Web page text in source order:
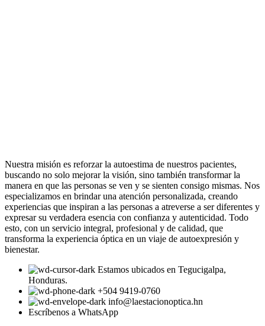
Nuestra misión es reforzar la autoestima de nuestros pacientes,
buscando no solo mejorar la visión, sino también transformar la
manera en que las personas se ven y se sienten consigo mismas. Nos
especializamos en brindar una atención personalizada, creando
experiencias que inspiran a las personas a atreverse a ser diferentes y
expresar su verdadera esencia con confianza y autenticidad. Todo
esto, con un servicio integral, profesional y de calidad, que
transforma la experiencia óptica en un viaje de autoexpresión y
bienestar.
Estamos ubicados en Tegucigalpa,
Honduras.
+504 9419-0760
info@laestacionoptica.hn
Escríbenos a WhatsApp